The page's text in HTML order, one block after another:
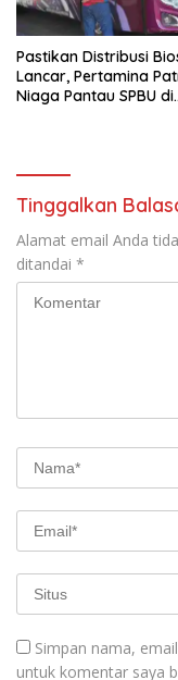
Pastikan Distribusi
Lancar, Pertamina
Niaga Pantau SPBU di
Tinggalkan
Alamat email Anda
ditandai *
Simpan nama,
untuk komentar saya